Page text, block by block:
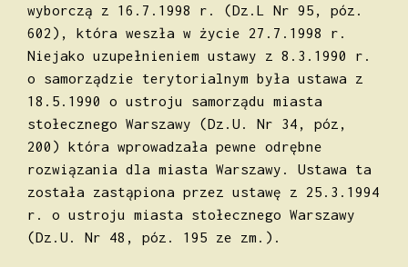
wyborczą z 16.7.1998 r. (Dz.L Nr 95, póz.
602), która weszła w życie 27.7.1998 r.
Niejako uzupełnieniem ustawy z 8.3.1990 r.
o samorządzie terytorialnym była ustawa z
18.5.1990 o ustroju samorządu miasta
stołecznego Warszawy (Dz.U. Nr 34, póz,
200) która wprowadzała pewne odrębne
rozwiązania dla miasta Warszawy. Ustawa ta
została zastąpiona przez ustawę z 25.3.1994
r. o ustroju miasta stołecznego Warszawy
(Dz.U. Nr 48, póz. 195 ze zm.).